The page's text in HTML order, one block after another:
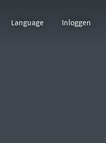
Language Inloggen